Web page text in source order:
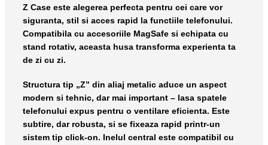
Z Case este alegerea perfecta pentru cei care vor
siguranta, stil si acces rapid la functiile telefonului.
Compatibila cu accesoriile MagSafe si echipata cu
stand rotativ, aceasta husa transforma experienta ta
de zi cu zi.
Structura tip „Z” din aliaj metalic aduce un aspect
modern si tehnic, dar mai important – lasa spatele
telefonului expus pentru o ventilare eficienta. Este
subtire, dar robusta, si se fixeaza rapid printr-un
sistem tip click-on. Inelul central este compatibil cu